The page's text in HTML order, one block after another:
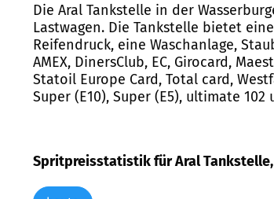
Die Aral Tankstelle in der
Lastwagen. Die Tankstelle bietet
Reifendruck, eine Waschanlage,
AMEX, DinersClub, EC, Girocard,
Statoil Europe Card, Total card,
Super (E10), Super (E5), ultimate
Spritpreisstatistik für Aral Tankstelle,